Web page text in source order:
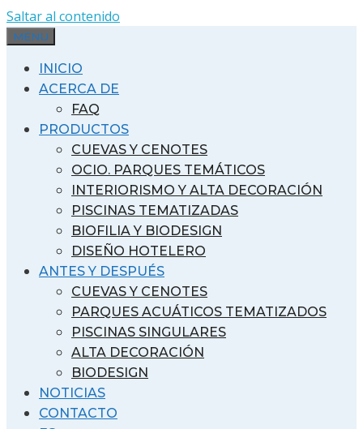
Saltar al contenido
MENU
INICIO
ACERCA DE
FAQ
PRODUCTOS
CUEVAS Y CENOTES
OCIO. PARQUES TEMÁTICOS
INTERIORISMO Y ALTA DECORACIÓN
PISCINAS TEMATIZADAS
BIOFILIA Y BIODESIGN
DISEÑO HOTELERO
ANTES Y DESPUÉS
CUEVAS Y CENOTES
PARQUES ACUÁTICOS TEMATIZADOS
PISCINAS SINGULARES
ALTA DECORACIÓN
BIODESIGN
NOTICIAS
CONTACTO